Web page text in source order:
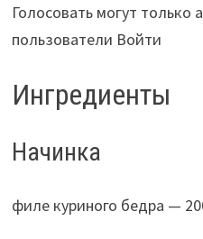
Голосовать могут только
пользователи Войти
Ингредиенты
Начинка
филе куриного бедра —